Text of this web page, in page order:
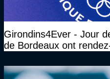
Girondins4Ever - Jour
de Bordeaux ont